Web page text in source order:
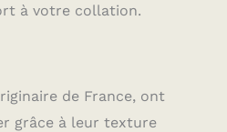
à votre collation.
de France, ont
grâce à leur texture